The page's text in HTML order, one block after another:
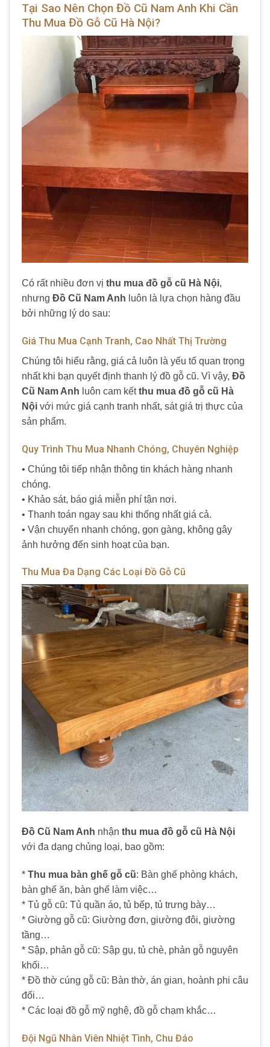
Tại Sao Nên Chọn Đồ Cũ Nam Anh Khi Cần
Thu Mua Đồ Gỗ Cũ Hà Nội?
Có rất nhiều đơn vị thu mua đồ gỗ cũ Hà Nội,
nhưng Đồ Cũ Nam Anh luôn là lựa chọn hàng đầu
bởi những lý do sau:
Giá Thu Mua Cạnh Tranh, Cao Nhất Thị Trường
Chúng tôi hiểu rằng, giá cả luôn là yếu tố quan trọng
nhất khi bạn quyết định thanh lý đồ gỗ cũ. Vì vậy, Đồ
Cũ Nam Anh luôn cam kếtthu mua đồ gỗ cũ Hà
Nội với mức giá cạnh tranh nhất, sát giá trị thực của
sản phẩm.
Quy Trình Thu Mua Nhanh Chóng, Chuyên Nghiệp
• Chúng tôi tiếp nhận thông tin khách hàng nhanh
chóng.
• Khảo sát, báo giá miễn phí tận nơi.
• Thanh toán ngay sau khi thống nhất giá cả.
• Vận chuyển nhanh chóng, gọn gàng, không gây
ảnh hưởng đến sinh hoạt của bạn.
Thu Mua Đa Dạng Các Loại Đồ Gỗ Cũ
Đồ Cũ Nam Anh nhận thu mua đồ gỗ cũ Hà Nội
với đa dạng chủng loại, bao gồm:
* Thu mua bàn ghế gỗ cũ: Bàn ghế phòng khách,
bàn ghế ăn, bàn ghế làm việc…
* Tủ gỗ cũ: Tủ quần áo, tủ bếp, tủ trưng bày…
* Giường gỗ cũ: Giường đơn, giường đôi, giường
tầng…
* Sập, phản gỗ cũ: Sập gụ, tủ chè, phản gỗ nguyên
khối…
* Đồ thờ cúng gỗ cũ: Bàn thờ, án gian, hoành phi câu
đối…
* Các loại đồ gỗ mỹ nghệ, đồ gỗ chạm khắc…
Đội Ngũ Nhân Viên Nhiệt Tình, Chu Đáo